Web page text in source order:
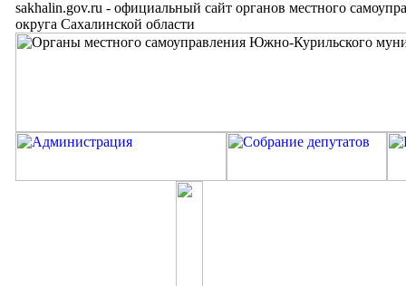
sakhalin.gov.ru - официальный сайт органов местного
округа Сахалинской области